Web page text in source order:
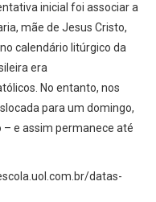
inicial foi associar a
mãe de Jesus Cristo,
calendário litúrgico da
era
No entanto, nos
para um domingo,
e assim permanece até
datas-